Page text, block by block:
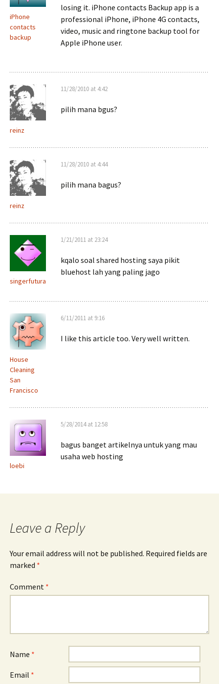
iPhone
contacts
backup
losing it. iPhone contacts Backup app is a
professional iPhone, iPhone 4G contacts,
video, music and ringtone backup tool for
Apple iPhone user.
reinz
11/28/2010 at 4:42
pilih mana bgus?
reinz
11/28/2010 at 4:44
pilih mana bagus?
singerfutura
1/21/2011 at 23:24
kqalo soal shared hosting saya pikit
bluehost lah yang paling jago
House
Cleaning
San
Francisco
6/11/2011 at 9:16
I like this article too. Very well written.
loebi
5/28/2014 at 12:58
bagus banget artikelnya untuk yang mau
usaha web hosting
Leave a Reply
Your email address will not be published. Required fields are
marked *
Comment *
Name *
Email *